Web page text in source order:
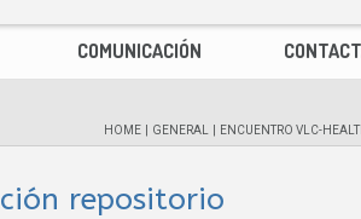
COMUNICACIÓN
HOME GENERAL ENCUENTRO VLC-
repositorio